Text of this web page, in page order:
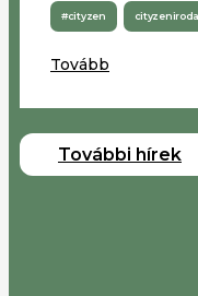
fontosabbá válik,
a képernyőről, és
akikkel közös
#cityzen
Tovább
További hírek